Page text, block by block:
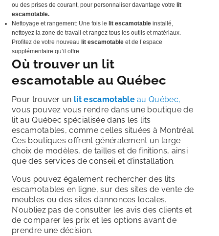
ou des prises de courant, pour personnaliser davantage votre lit
escamotable.
Nettoyage et rangement: Une fois le lit escamotable installé,
nettoyez la zone de travail et rangez tous les outils et matériaux.
Profitez de votre nouveau lit escamotable et de l’espace
supplémentaire qu’il offre.
Où trouver un lit
escamotableau Québec
Pour trouver un lit escamotableau Québec,
vous pouvez vous rendre dans une boutique de
lit au Québec spécialisée dans les lits
escamotables, comme celles situées à Montréal.
Ces boutiques offrent généralement un large
choix de modèles, de tailles et de finitions, ainsi
que des services de conseil et d’installation.
Vous pouvez également rechercher des lits
escamotables en ligne, sur des sites de vente de
meubles ou des sites d’annonces locales.
N’oubliez pas de consulter les avis des clients et
de comparer les prix et les options avant de
prendre une décision.